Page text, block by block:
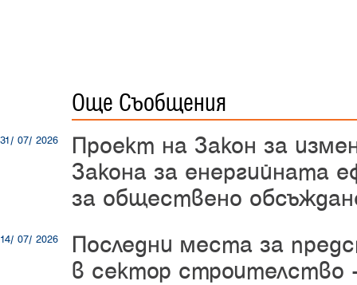
Още Съобщения
31/ 07/ 2026
Проект на Закон за
Закона за енергийната
за обществено
14/ 07/ 2026
Последни места за
в сектор строителство